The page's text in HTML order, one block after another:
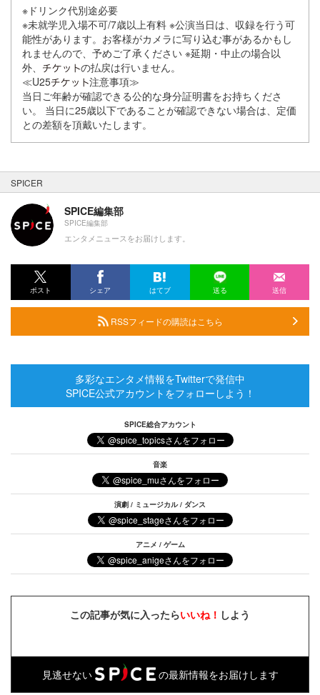
※ドリンク代別途必要
※未就学児入場不可/7歳以上有料 ※公演当日は、収録を行う可
能性があります。お客様がカメラに写り込む事があるかもし
れませんので、予めご了承ください ※延期・中止の場合以
外、
の払戻は行いません。
≪U25
注意事項≫
当日ご年齢が確認できる公的な身分証明書をお持ちくださ
い。 当日に25歳以下であることが確認できない場合は、定価
との差額を頂戴いたします。
SPICER
SPICE編集部
SPICE編集部
エンタメニュースをお届けします。
ポスト シェア はてブ 送る 送信
RSSフィードの購読はこちら
多彩なエンタメ情報をTwitterで発信中
SPICE公式アカウントをフォローしよう！
SPICE総合アカウント
音楽
演劇 / ミュージカル / ダンス
アニメ / ゲーム
この記事が気に入ったらいいね！ しよう
見逃せない の最新情報をお届けします